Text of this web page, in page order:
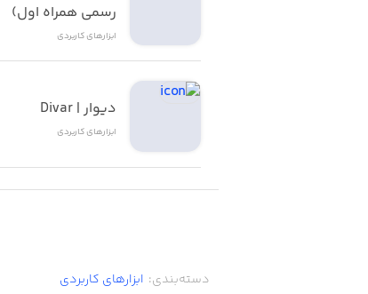
رسمی همراه اول)
ابزار‌های کاربردی
دیوار | Divar
ابزار‌های کاربردی
دسته‌بندی: ابزار‌های کاربردی